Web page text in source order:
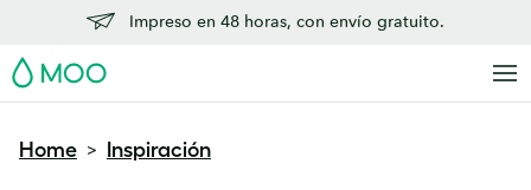
Impreso en 48 horas, con envío gratuito.
MOO
Home > Inspiración